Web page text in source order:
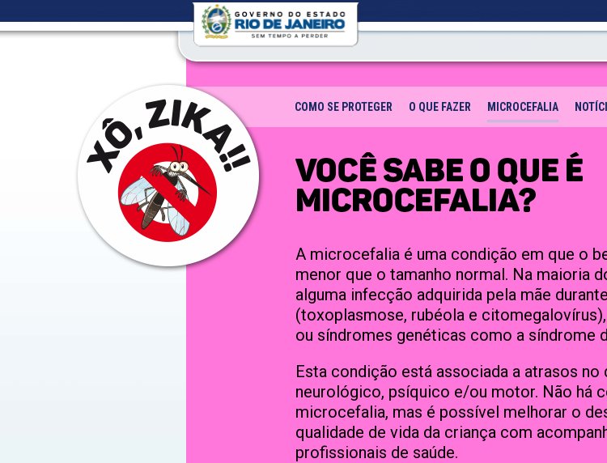
COMO SE PROTEGER O QUE FAZER MICROCEFALIA
A microcefalia é uma condição em que o
menor que o tamanho normal. Na maioria
alguma infecção adquirida pela mãe
(toxoplasmose, rubéola e
ou síndromes genéticas como a síndrome
Esta condição está associada a atrasos
neurológico, psíquico e/ou motor. Não há
microcefalia, mas é possível melhorar o
qualidade de vida da criança com
profissionais de saúde.